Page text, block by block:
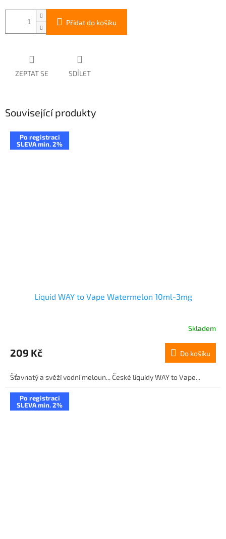
Přidat do košíku
ZEPTAT SE SDÍLET
Související produkty
Po registraci
SLEVA min. 2%
Liquid WAY to Vape Watermelon 10ml-3mg
Skladem
209 Kč Do košíku
Šťavnatý a svěží vodní meloun... České liquidy WAY to Vape...
Po registraci
SLEVA min. 2%